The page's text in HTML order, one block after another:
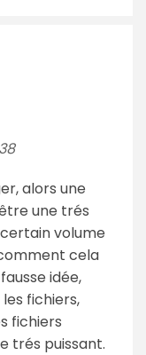
alors une
une trés
volume
cela
idée,
fichiers,
fichiers
trés puissant.